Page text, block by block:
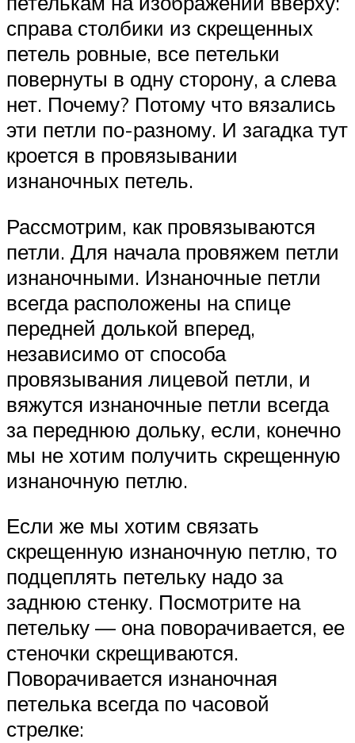
справа столбики из скрещенных
петель ровные, все петельки
повернуты в одну сторону, а слева
нет. Почему? Потому что вязались
эти петли по-разному. И загадка тут
кроется в провязывании
изнаночных петель.
Рассмотрим, как провязываются
петли. Для начала провяжем петли
изнаночными. Изнаночные петли
всегда расположены на спице
передней долькой вперед,
независимо от способа
провязывания лицевой петли, и
вяжутся изнаночные петли всегда
за переднюю дольку, если, конечно
мы не хотим получить скрещенную
изнаночную петлю.
Если же мы хотим связать
скрещенную изнаночную петлю, то
подцеплять петельку надо за
заднюю стенку. Посмотрите на
петельку — она поворачивается, ее
стеночки скрещиваются.
Поворачивается изнаночная
петелька всегда по часовой
стрелке: